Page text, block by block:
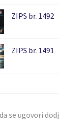
ZIPS br. 1492
ZIPS br. 1491
se ugovori